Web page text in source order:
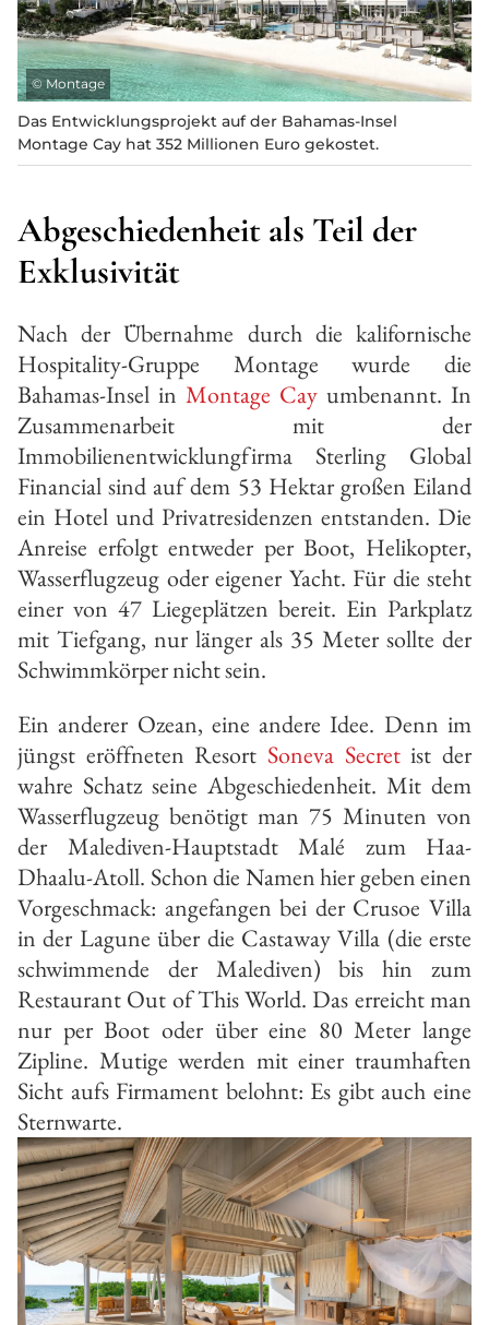
© Montage
Das Entwicklungsprojekt auf der Bahamas-Insel
Montage Cay hat 352 Millionen Euro gekostet.
Abgeschiedenheit als Teil der
Exklusivität
Nach der Übernahme durch die kalifornische
Hospitality-Gruppe Montage wurde die
Bahamas-Insel in Montage Cay umbenannt. In
Zusammenarbeit mit der
Immobilienentwicklungfirma Sterling Global
Financial sind auf dem 53 Hektar großen Eiland
ein Hotel und Privatresidenzen entstanden. Die
Anreise erfolgt entweder per Boot, Helikopter,
Wasserflugzeug oder eigener Yacht. Für die steht
einer von 47 Liegeplätzen bereit. Ein Parkplatz
mit Tiefgang, nur länger als 35 Meter sollte der
Schwimmkörper nicht sein.
Ein anderer Ozean, eine andere Idee. Denn im
jüngst eröffneten Resort Soneva Secretist der
wahre Schatz seine Abgeschiedenheit. Mit dem
Wasserflugzeug benötigt man 75 Minuten von
der Malediven-Hauptstadt Malé zum Haa-
Dhaalu-Atoll. Schon die Namen hier geben einen
Vorgeschmack: angefangen bei der Crusoe Villa
in der Lagune über die Castaway Villa (die erste
schwimmende der Malediven) bis hin zum
Restaurant Out of This World. Das erreicht man
nur per Boot oder über eine 80 Meter lange
Zipline. Mutige werden mit einer traumhaften
Sicht aufs Firmament belohnt: Es gibt auch eine
Sternwarte.